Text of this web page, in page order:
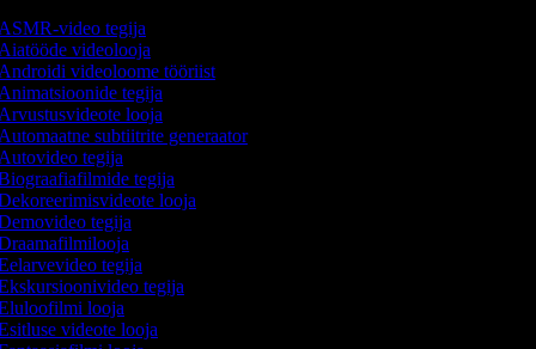
video tegija
videolooja
videoloome tööriist
tegija
looja
subtiitrite generaator
tegija
tegija
looja
tegija
tegija
tegija
looja
videote looja